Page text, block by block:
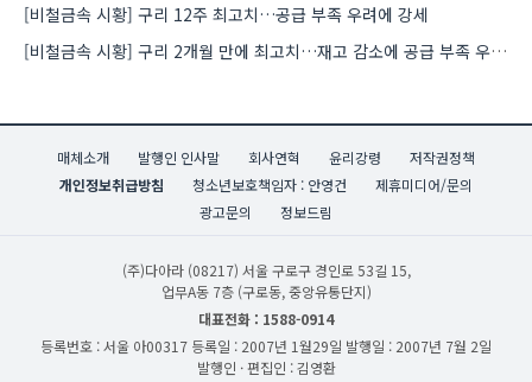
[비철금속 시황] 구리 12주 최고치…공급 부족 우려에 강세
[비철금속 시황] 구리 2개월 만에 최고치…재고 감소에 공급 부족 우려 확대
매체소개 발행인 인사말 회사연혁 윤리강령
저작권정책
개인정보취급방침
청소년보호책임자 : 안영건
제휴미디어/문의
광고문의
정보드림
(주)다아라 (08217) 서울 구로구 경인로 53길 15,
업무A동 7층 (구로동, 중앙유통단지)
대표전화 : 1588-0914
등록번호 : 서울 아00317 등록일 : 2007년 1월29일 발행일 : 2007년 7월 2일
발행인 · 편집인 : 김영환